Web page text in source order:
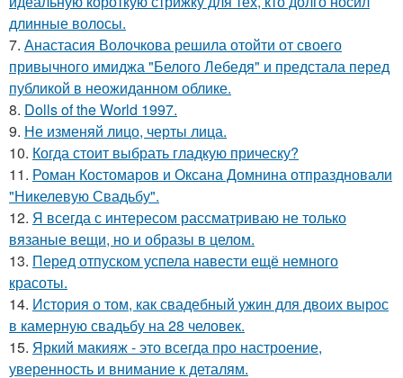
длинные волосы.
7. Анастасия Волочкова решила отойти от своего
привычного имиджа "Белого Лебедя" и предстала перед
публикой в неожиданном облике.
8. Dolls of the World 1997.
9. Не изменяй лицо, черты лица.
10. Когда стоит выбрать гладкую прическу?
11. Роман Костомаров и Оксана Домнина отпраздновали
"Никелевую Свадьбу".
12. Я всегда с интересом рассматриваю не только
вязаные вещи, но и образы в целом.
13. Перед отпуском успела навести ещё немного
красоты.
14. История о том, как свадебный ужин для двоих вырос
в камерную свадьбу на 28 человек.
15. Яркий макияж - это всегда про настроение,
уверенность и внимание к деталям.